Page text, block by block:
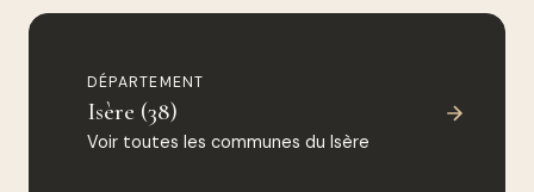
DÉPARTEMENT
Isère (38)
Voir toutes les communes du Isère